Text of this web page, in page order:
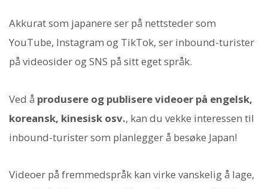
Akkurat som japanere ser på nettsteder som
YouTube, Instagram og TikTok, ser inbound-turister
på videosider og SNS på sitt eget språk.
Ved å produsere og publisere videoer på engelsk,
koreansk, kinesisk osv., kan du vekke interessen til
inbound-turister som planlegger å besøke Japan!
Videoer på fremmedspråk kan virke vanskelig å lage,